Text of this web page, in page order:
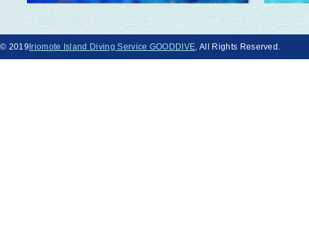
© 2019Iriomote Island Diving Service GOODDIVE . All Rights Reserved.